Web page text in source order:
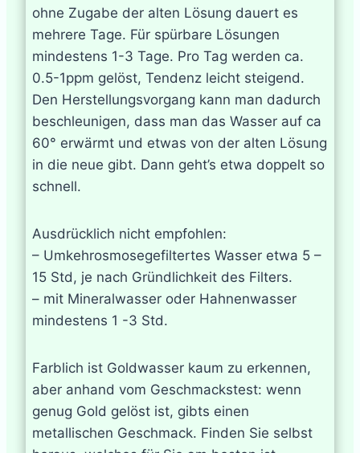
ohne Zugabe der alten Lösung dauert es
mehrere Tage. Für spürbare Lösungen
mindestens 1-3 Tage. Pro Tag werden ca.
0.5-1ppm gelöst, Tendenz leicht steigend.
Den Herstellungsvorgang kann man dadurch
beschleunigen, dass man das Wasser auf ca
60° erwärmt und etwas von der alten Lösung
in die neue gibt. Dann geht’s etwa doppelt so
schnell.
Ausdrücklich nicht empfohlen:
– Umkehrosmosegefiltertes Wasser etwa 5 –
15 Std, je nach Gründlichkeit des Filters.
– mit Mineralwasser oder Hahnenwasser
mindestens 1 -3 Std.
Farblich ist Goldwasser kaum zu erkennen,
aber anhand vom Geschmackstest: wenn
genug Gold gelöst ist, gibts einen
metallischen Geschmack. Finden Sie selbst